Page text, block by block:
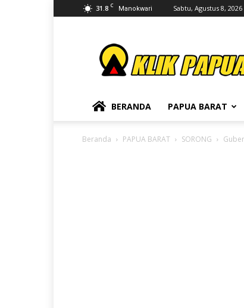
31.8 C Manokwari Sabtu, Agustus 8, 2026
BERANDA PAPUA BARAT
Beranda PAPUA BARAT SORONG